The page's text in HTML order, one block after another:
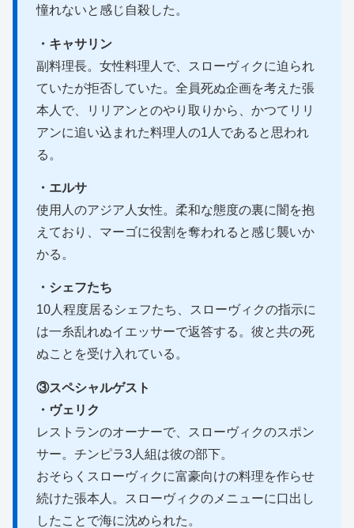
憧れないと感じ自殺した。
・キャサリン
副料理長。女性料理人で、スローヴィクに迫られ
ていたが拒否していた。全員死ぬ企画を考えた張
本人で、リリアンとのやり取りから、かつてリリ
アンに追い込まれた料理人の1人であると思われ
る。
・エルサ
使用人のアジア人女性。柔和な態度の裏に闇を抱
えており、マーゴに役割を奪われると感じ襲いか
かる。
・シェフたち
10人程度居るシェフたち、スローヴィクの指示に
は一糸乱れぬイエッサーで返答する。彼と共の死
ぬことを受け入れている。
③スペシャルゲスト
・ヴェリク
レストランのオーナーで、スローヴィクのスポン
サー。チンピラ3人組は彼の部下。
おそらくスローヴィクに富豪向けの料理を作らせ
続けた張本人。スローヴィクのメニューに口出し
したことで海に沈められた。